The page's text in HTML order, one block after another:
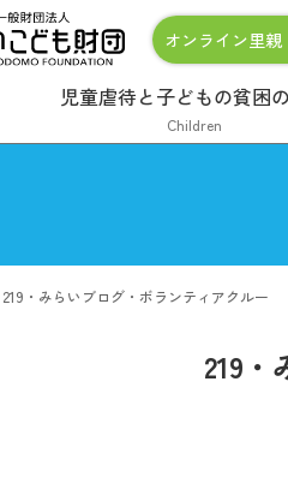
オンライン里親
児童虐待と子どもの貧困
Children
219・みらいブログ・ボランティアクルー
219